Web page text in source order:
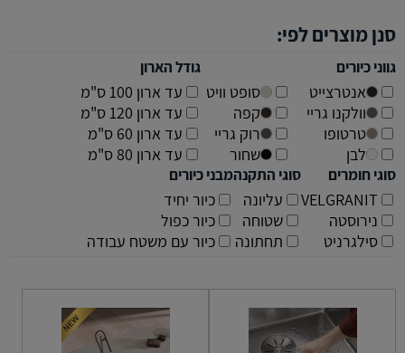
סנן מוצרים לפי:
גווני כיורים
אנטרצייט
וולקנו גריי
טרטופו
לבן
סופט וויט
קפה
רוק גריי
שחור
גודל הארון
עד ארון 100 ס"מ
עד ארון 120 ס"מ
עד ארון 60 ס"מ
עד ארון 80 ס"מ
סוגי חומרים
VELGRANIT
נירוסטה
סילגרניט
סוגי התקנה
עליונה
שטוחה
תחתונה
מבני כיורים
כיור יחיד
כיור כפול
כיור עם משטח עבודה